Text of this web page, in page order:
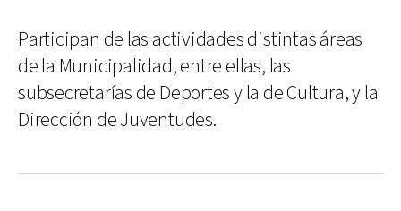
Participan de las actividades distintas áreas
de la Municipalidad, entre ellas, las
subsecretarías de Deportes y la de Cultura, y la
Dirección de Juventudes.